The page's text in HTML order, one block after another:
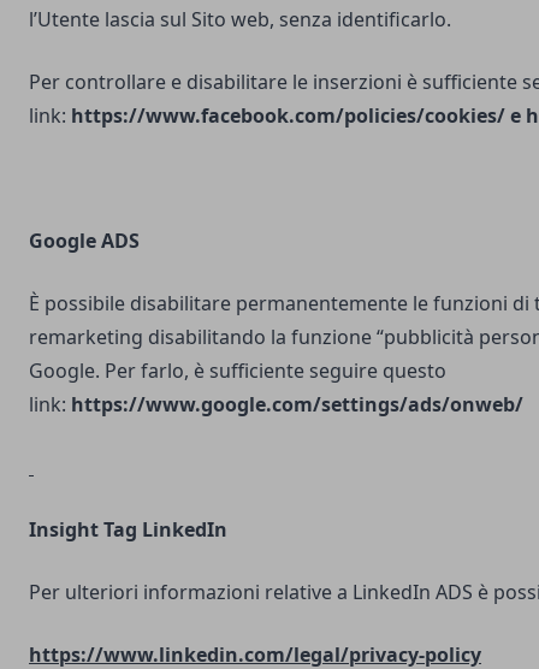
l’Utente lascia sul Sito web, senza identificarlo.
Per controllare e disabilitare le inserzioni è sufficiente
link: https://www.facebook.com/policies/cookies/e
Google ADS
È possibile disabilitare permanentemente le funzioni di
remarketing disabilitando la funzione “pubblicità
Google. Per farlo, è sufficiente seguire questo
link: https://www.google.com/settings/ads/onweb/
Insight Tag LinkedIn
Per ulteriori informazioni relative a LinkedIn ADS è
https://www.linkedin.com/legal/privacy-policy